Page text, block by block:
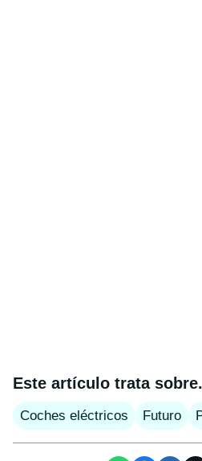
Este artículo trata
Coches eléctricos Futuro